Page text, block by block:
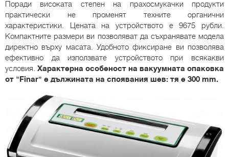
Поради високата степен на прахосмукачки продукти
практически не променят техните органични
характеристики. Цената на устройството е 9675 рубли.
Компактните размери ви позволяват да съхранявате модела
директно върху масата. Удобното фиксиране ви позволява
ефективно да използвате устройството при всякакви
условия. Характерна особеност на вакуумната опаковка
от "Finar" е дължината на споявания шев: тя е 300 mm.